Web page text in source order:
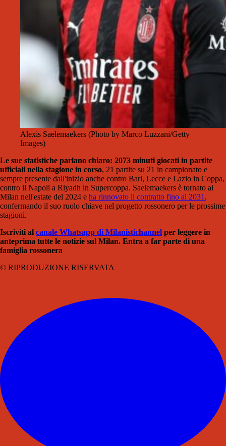
Alexis Saelemaekers (Photo by Marco Luzzani/Getty
Images)
Le sue statistiche parlano chiaro: 2073 minuti giocati in partite
ufficiali nella stagione in corso, 21 partite su 21 in campionato e
sempre presente dall'inizio anche contro Bari, Lecce e Lazio in Coppa,
contro il Napoli a Riyadh in Supercoppa. Saelemaekers è tornato al
Milan nell'estate del 2024 e ha rinnovato il contratto fino al 2031 ,
confermando il suo ruolo chiave nel progetto rossonero per le prossime
stagioni.
Iscriviti al canale Whatsapp di Milanistichannel per leggere in
anteprima tutte le notizie sul Milan. Entra a far parte di una
famiglia rossonera
© RIPRODUZIONE RISERVATA